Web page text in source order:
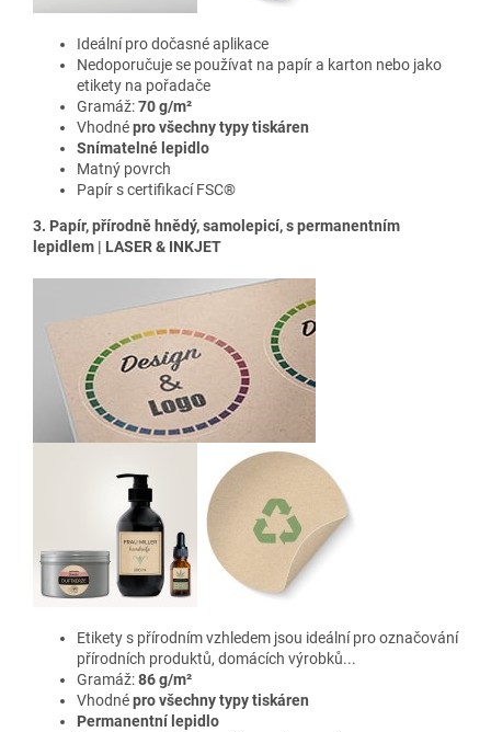
Ideální pro dočasné aplikace
Nedoporučuje se používat na papír a karton nebo jako
etikety na pořadače
Gramáž:70 g/m²
Vhodnépro všechny typy tiskáren
Snímatelné lepidlo
Matný povrch
Papír s certifikací FSC®
3. Papír, přírodně hnědý, samolepicí, s permanentním
lepidlem | LASER & INKJET
Etikety s přírodním vzhledem jsou ideální pro označování
přírodních produktů, domácích výrobků...
Gramáž:86 g/m²
Vhodnépro všechny typy tiskáren
Permanentní lepidlo